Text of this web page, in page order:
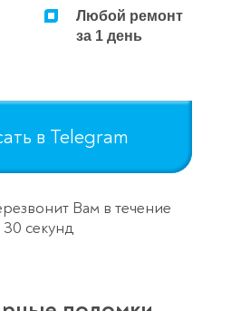
Любой ремонт
за 1 день
в Telegram
Вам в течение
30 секунд